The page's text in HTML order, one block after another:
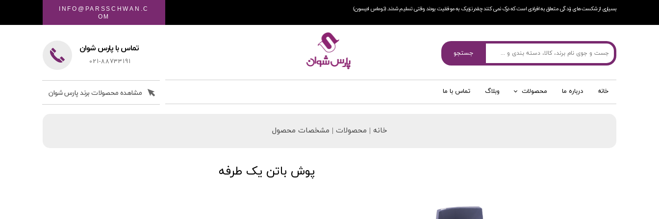
جستجو تماس با پارس شوان
021-88733191
بسیاری از شکست های زندگی متعلق به افرادی است که درک نمی کنند چقدر نزدیک به موفقیت بودند وقتی تسلیم شدند. (توماس ادیسون)
INFO@PARSSCHWAN.C
OM
خانه درباره ما محصولات وبلاگ تماس با ما مشاهده محصولات برند پارس شوان
خانه | محصولات | مشخصات محصول
پوش باتن یک طرفه